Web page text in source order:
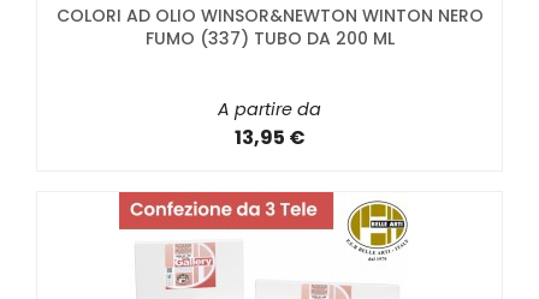
COLORI AD OLIO WINSOR&NEWTON WINTON NERO
FUMO (337) TUBO DA 200 ML
A partire da
13,95 €